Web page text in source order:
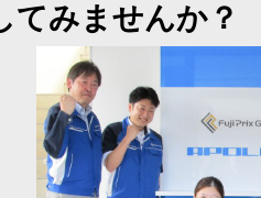
てみませんか？